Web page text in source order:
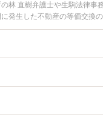
林 直樹弁護士や生駒法律事
発生した不動産の等価交換
価交換を法律相談できる彦